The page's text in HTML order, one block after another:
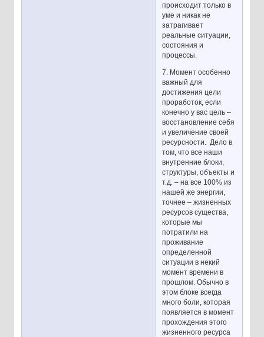
происходит только в
уме и никак не
затрагивает
реальные ситуации,
состояния и
процессы.
7. Момент особенно
важный для
достижения цели
проработок, если
конечно у вас цель –
восстановление себя
и увеличение своей
ресурсности. Дело в
том, что все наши
внутренние блоки,
структуры, объекты и
т.д. – на все 100% из
нашей же энергии,
точнее – жизненных
ресурсов существа,
которые мы
потратили на
проживание
определенной
ситуации в некий
момент времени в
прошлом. Обычно в
этом блоке всегда
много боли, которая
появляется в момент
прохождения этого
жизненного ресурса